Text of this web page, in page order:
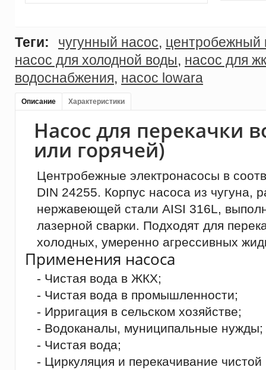
Теги: чугунный насос, центробежный
насос для холодной воды, насос для
водоснабжения, насос lowara
Описание Характеристики
Насос для перекачки
или горячей)
Центробежные электронасосы в
DIN 24255. Корпус насоса из чугуна,
нержавеющей стали AISI 316L,
лазерной сварки. Подходят для
холодных, умеренно агрессивных
Применения насоса
- Чистая вода в ЖКХ;
- Чистая вода в промышленности;
- Ирригация в сельском хозяйстве;
- Водоканалы, муниципальные нужды;
- Чистая вода;
- Циркуляция и перекачивание